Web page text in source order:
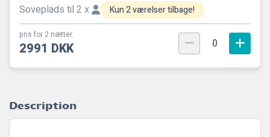
Soveplads til 2 x Kun 2 værelser tilbage!
pris for 2 nætter.
2991 DKK 0
Description